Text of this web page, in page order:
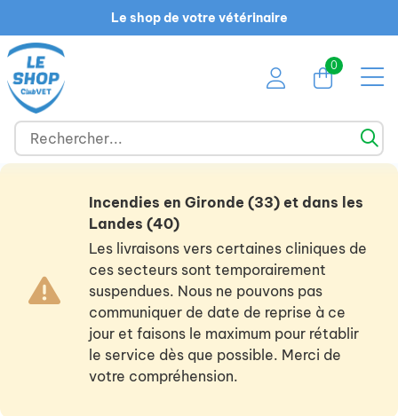
Le shop de votre vétérinaire
0
Incendies en Gironde (33) et dans les
Landes (40)
Les livraisons vers certaines cliniques de
ces secteurs sont temporairement
suspendues. Nous ne pouvons pas
communiquer de date de reprise à ce
jour et faisons le maximum pour rétablir
le service dès que possible. Merci de
votre compréhension.